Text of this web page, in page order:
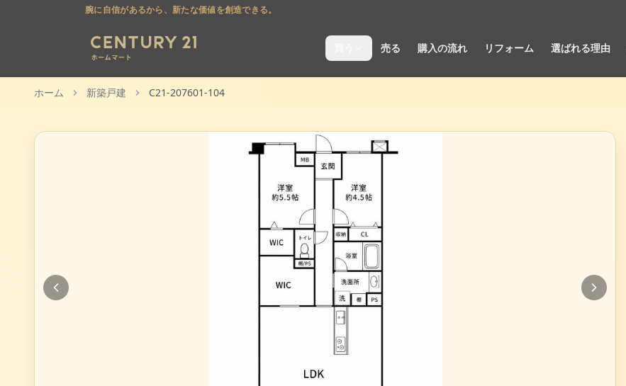
腕に自信があるから、新たな価値を創造できる。
売る 購入の流れ リフォーム 選ばれる理由
ホーム 新築戸建 C21-207601-104